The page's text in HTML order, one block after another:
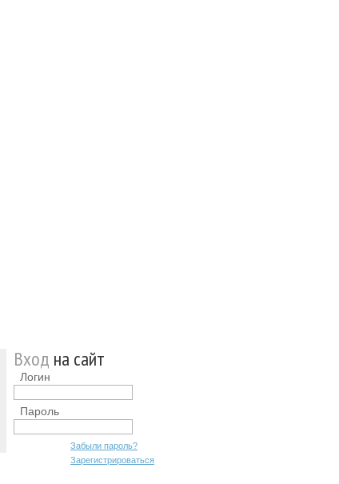
Вход на сайт
Логин
Пароль
Забыли пароль?
Зарегистрироваться